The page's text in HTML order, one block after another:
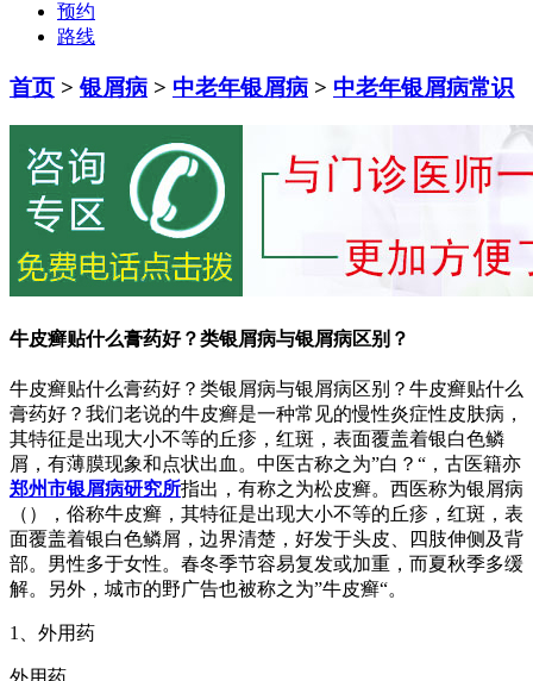
预约
路线
首页 >银屑病 > 中老年银屑病 > 中老年银屑病常识
牛皮癣贴什么膏药好？类银屑病与银屑病区别？
牛皮癣贴什么膏药好？类银屑病与银屑病区别？牛皮癣贴什么
膏药好？我们老说的牛皮癣是一种常见的慢性炎症性皮肤病，
其特征是出现大小不等的丘疹，红斑，表面覆盖着银白色鳞
屑，有薄膜现象和点状出血。中医古称之为”白？“，古医籍亦
郑州市银屑病研究所指出，有称之为松皮癣。西医称为银屑病
（），俗称牛皮癣，其特征是出现大小不等的丘疹，红斑，表
面覆盖着银白色鳞屑，边界清楚，好发于头皮、四肢伸侧及背
部。男性多于女性。春冬季节容易复发或加重，而夏秋季多缓
解。另外，城市的野广告也被称之为”牛皮癣“。
1、外用药
外用药